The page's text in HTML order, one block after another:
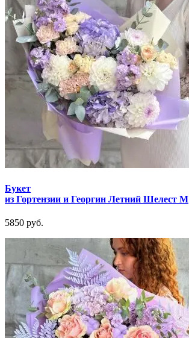
Букет
из Гортензии и Георгин Летний Шелест М
5850 руб.